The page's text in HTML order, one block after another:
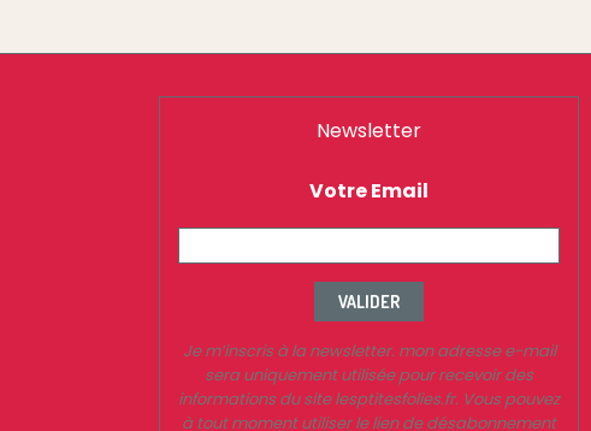
Newsletter
Votre Email
VALIDER
Je m’inscris à la newsletter. mon adresse e-mail
sera uniquement utilisée pour recevoir des
informations du site lesptitesfolies.fr. Vous pouvez
à tout moment utiliser le lien de désabonnement